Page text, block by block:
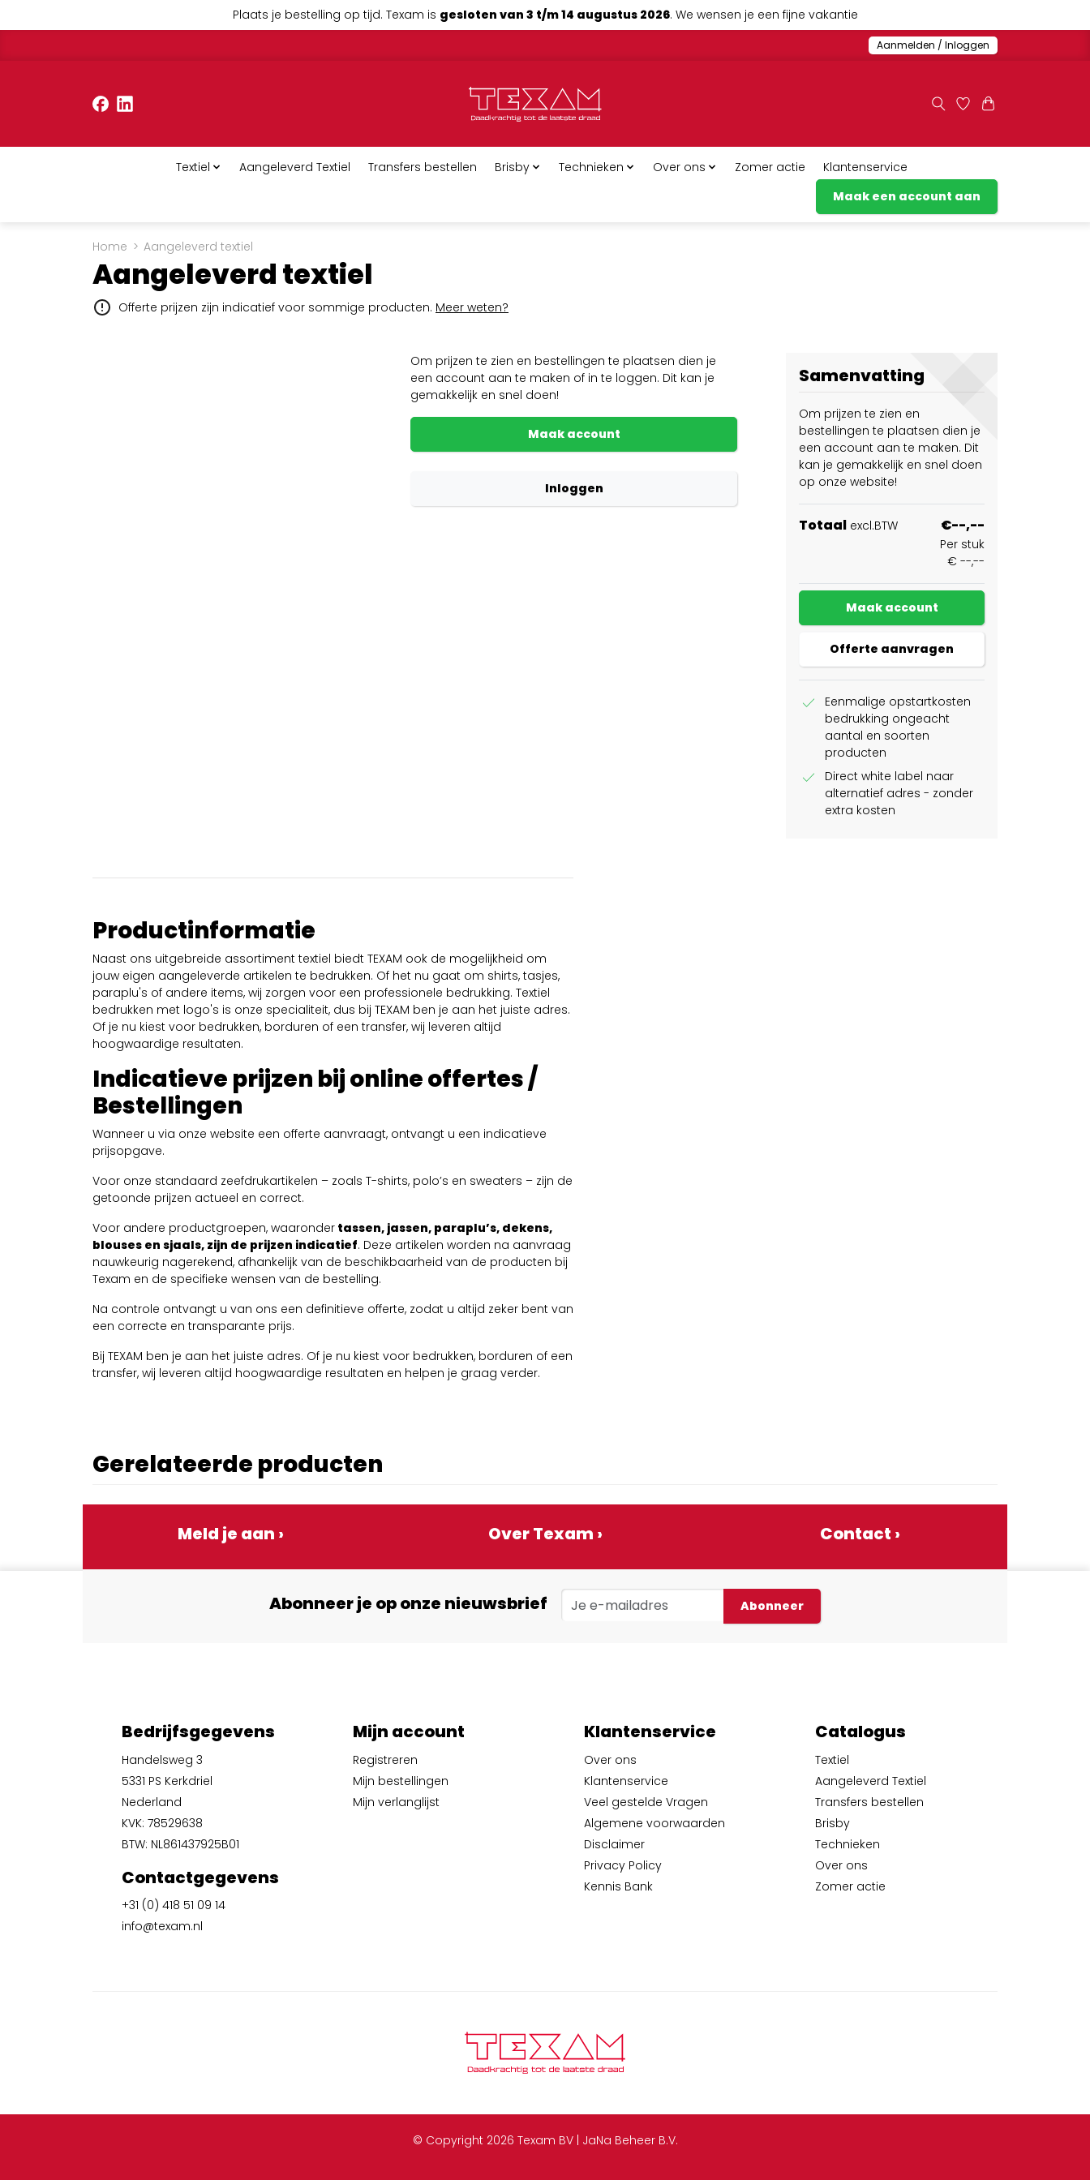
Plaats je bestelling op tijd. Texam is gesloten van 3 t/m 14 augustus 2026. We wensen je een fijne vakantie
Aanmelden / Inloggen
Textiel Aangeleverd Textiel Transfers bestellen Brisby Technieken Over ons Zomer actie
Klantenservice
Maak een account aan
Home > Aangeleverd textiel
Aangeleverd textiel
Offerte prijzen zijn indicatief voor sommige producten. Meer weten?
Om prijzen te zien en bestellingen te plaatsen dien je
een account aan te maken of in te loggen. Dit kan je
gemakkelijk en snel doen!
Maak account
Inloggen
Samenvatting
Om prijzen te zien en
bestellingen te plaatsen dien je
een account aan te maken. Dit
kan je gemakkelijk en snel doen
op onze website!
Totaal excl.BTW €--,--
Per stuk
€ --,--
Maak account
Offerte aanvragen
check
Eenmalige opstartkosten
bedrukking ongeacht
aantal en soorten
producten
check
Direct white label naar
alternatief adres - zonder
extra kosten
Productinformatie
Naast ons uitgebreide assortiment textiel biedt TEXAM ook de mogelijkheid om
jouw eigen aangeleverde artikelen te bedrukken. Of het nu gaat om shirts, tasjes,
paraplu's of andere items, wij zorgen voor een professionele bedrukking. Textiel
bedrukken met logo's is onze specialiteit, dus bij TEXAM ben je aan het juiste adres.
Of je nu kiest voor bedrukken, borduren of een transfer, wij leveren altijd
hoogwaardige resultaten.
Indicatieve prijzen bij online offertes /
Bestellingen
Wanneer u via onze website een offerte aanvraagt, ontvangt u een indicatieve
prijsopgave.
Voor onze standaard zeefdrukartikelen – zoals T-shirts, polo’s en sweaters – zijn de
getoonde prijzen actueel en correct.
Voor andere productgroepen, waaronder tassen, jassen, paraplu’s, dekens,
blouses en sjaals, zijn de prijzen indicatief. Deze artikelen worden na aanvraag
nauwkeurig nagerekend, afhankelijk van de beschikbaarheid van de producten bij
Texam en de specifieke wensen van de bestelling.
Na controle ontvangt u van ons een definitieve offerte, zodat u altijd zeker bent van
een correcte en transparante prijs.
Bij TEXAM ben je aan het juiste adres. Of je nu kiest voor bedrukken, borduren of een
transfer, wij leveren altijd hoogwaardige resultaten en helpen je graag verder.
Gerelateerde producten
Meld je aan › Over Texam › Contact ›
Abonneer je op onze nieuwsbrief Abonneer
Bedrijfsgegevens
Handelsweg 3
5331 PS Kerkdriel
Nederland
KVK: 78529638
BTW: NL861437925B01
Contactgegevens
+31 (0) 418 51 09 14
info@texam.nl
Mijn account
Registreren
Mijn bestellingen
Mijn verlanglijst
Klantenservice
Over ons
Klantenservice
Veel gestelde Vragen
Algemene voorwaarden
Disclaimer
Privacy Policy
Kennis Bank
Catalogus
Textiel
Aangeleverd Textiel
Transfers bestellen
Brisby
Technieken
Over ons
Zomer actie
© Copyright 2026 Texam BV | JaNa Beheer B.V.